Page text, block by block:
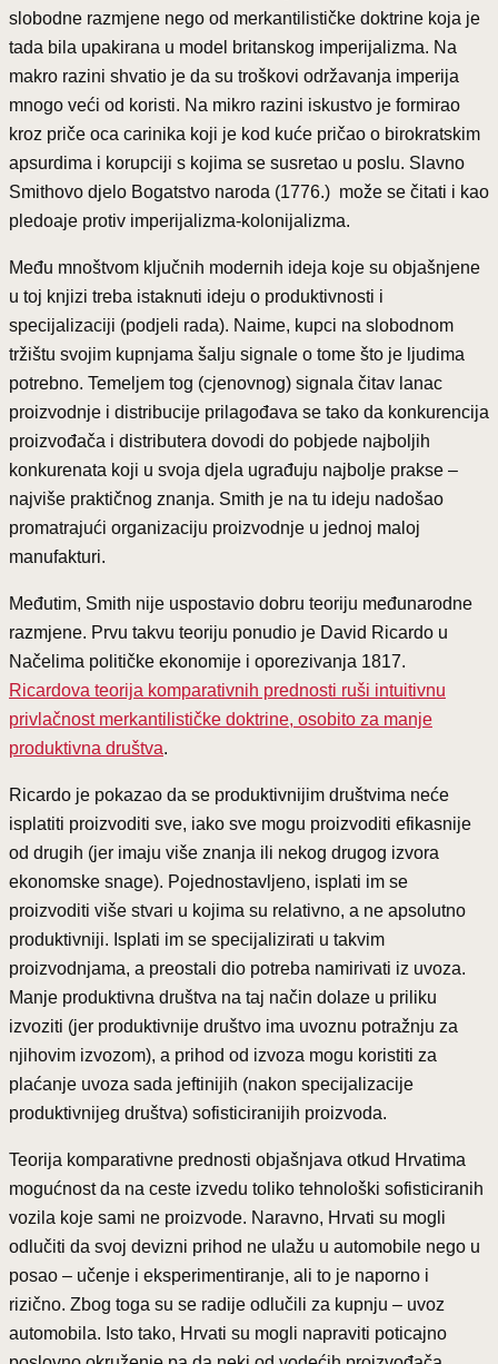
slobodne razmjene nego od merkantilističke doktrine koja je
tada bila upakirana u model britanskog imperijalizma. Na
makro razini shvatio je da su troškovi održavanja imperija
mnogo veći od koristi. Na mikro razini iskustvo je formirao
kroz priče oca carinika koji je kod kuće pričao o birokratskim
apsurdima i korupciji s kojima se susretao u poslu. Slavno
Smithovo djelo Bogatstvo naroda (1776.) može se čitati i kao
pledoaje protiv imperijalizma-kolonijalizma.
Među mnoštvom ključnih modernih ideja koje su objašnjene
u toj knjizi treba istaknuti ideju o produktivnosti i
specijalizaciji (podjeli rada). Naime, kupci na slobodnom
tržištu svojim kupnjama šalju signale o tome što je ljudima
potrebno. Temeljem tog (cjenovnog) signala čitav lanac
proizvodnje i distribucije prilagođava se tako da konkurencija
proizvođača i distributera dovodi do pobjede najboljih
konkurenata koji u svoja djela ugrađuju najbolje prakse –
najviše praktičnog znanja. Smith je na tu ideju nadošao
promatrajući organizaciju proizvodnje u jednoj maloj
manufakturi.
Međutim, Smith nije uspostavio dobru teoriju međunarodne
razmjene. Prvu takvu teoriju ponudio je David Ricardo u
Načelima političke ekonomije i oporezivanja 1817.
Ricardova teorija komparativnih prednosti ruši intuitivnu
privlačnost merkantilističke doktrine, osobito za manje
produktivna društva.
Ricardo je pokazao da se produktivnijim društvima neće
isplatiti proizvoditi sve, iako sve mogu proizvoditi efikasnije
od drugih (jer imaju više znanja ili nekog drugog izvora
ekonomske snage). Pojednostavljeno, isplati im se
proizvoditi više stvari u kojima su relativno, a ne apsolutno
produktivniji. Isplati im se specijalizirati u takvim
proizvodnjama, a preostali dio potreba namirivati iz uvoza.
Manje produktivna društva na taj način dolaze u priliku
izvoziti (jer produktivnije društvo ima uvoznu potražnju za
njihovim izvozom), a prihod od izvoza mogu koristiti za
plaćanje uvoza sada jeftinijih (nakon specijalizacije
produktivnijeg društva) sofisticiranijih proizvoda.
Teorija komparativne prednosti objašnjava otkud Hrvatima
mogućnost da na ceste izvedu toliko tehnološki sofisticiranih
vozila koje sami ne proizvode. Naravno, Hrvati su mogli
odlučiti da svoj devizni prihod ne ulažu u automobile nego u
posao – učenje i eksperimentiranje, ali to je naporno i
rizično. Zbog toga su se radije odlučili za kupnju – uvoz
automobila. Isto tako, Hrvati su mogli napraviti poticajno